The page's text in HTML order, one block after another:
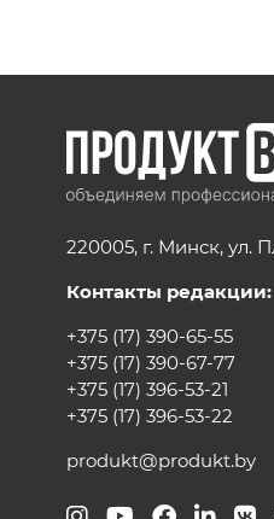
220005, г. Минск, ул.
Контакты редакции:
+375 (17) 390-65-55
+375 (17) 390-67-77
+375 (17) 396-53-21
+375 (17) 396-53-22
produkt@produkt.by